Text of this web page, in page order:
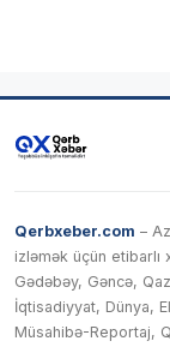
Qerbxeber.com –
izləmək üçün etibarlı
Gədəbəy, Gəncə,
İqtisadiyyat, Dünya,
Müsahibə-Reportaj,